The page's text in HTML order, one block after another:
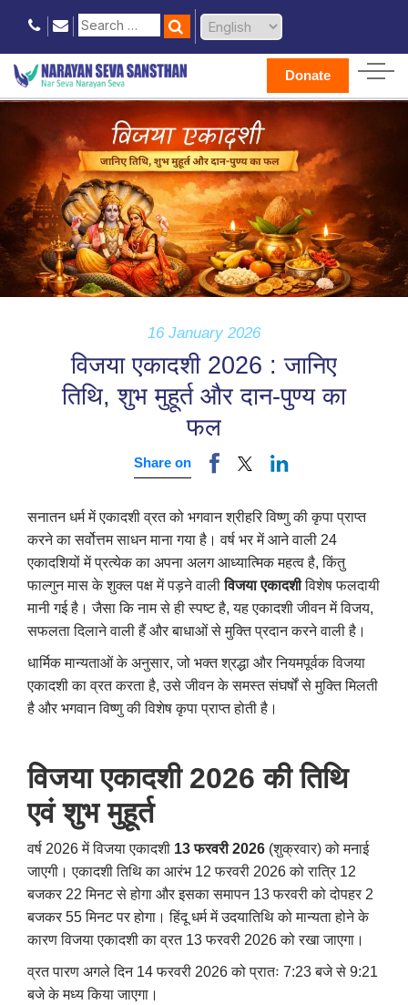
Donate
16 January 2026
विजया एकादशी 2026 : जानिए
तिथि, शुभ मुहूर्त और दान-पुण्य का
फल
Share on
सनातन धर्म में एकादशी व्रत को भगवान श्रीहरि विष्णु की कृपा प्राप्त
करने का सर्वोत्तम साधन माना गया है। वर्ष भर में आने वाली 24
एकादशियों में प्रत्येक का अपना अलग आध्यात्मिक महत्व है,किंतु
फाल्गुन मास के शुक्ल पक्ष में पड़ने वालीविजया एकादशीविशेष फलदायी
मानी गई है। जैसा कि नाम से ही स्पष्ट है,यह एकादशी जीवन में विजय,
सफलता दिलाने वाली हैं और बाधाओं से मुक्ति प्रदान करने वाली है।
धार्मिक मान्यताओं के अनुसार,जो भक्त श्रद्धा और नियमपूर्वक विजया
एकादशी का व्रत करता है,उसे जीवन के समस्त संघर्षों से मुक्ति मिलती
है और भगवान विष्णु की विशेष कृपा प्राप्त होती है।
विजया एकादशी 2026 की तिथि
एवं शुभ मुहूर्त
वर्ष 2026 में विजया एकादशी 13 फरवरी 2026 (शुक्रवार) को मनाई
जाएगी। एकादशी तिथि का आरंभ 12 फरवरी 2026 को रात्रि 12
बजकर 22 मिनट से होगा और इसका समापन 13 फरवरी को दोपहर 2
बजकर 55 मिनट पर होगा। हिंदू धर्म में उदयातिथि को मान्यता होने के
कारण विजया एकादशी का व्रत 13 फरवरी 2026 को रखा जाएगा।
व्रत पारण अगले दिन 14 फरवरी 2026 को प्रातः 7:23 बजे से 9:21
बजे के मध्य किया जाएगा।